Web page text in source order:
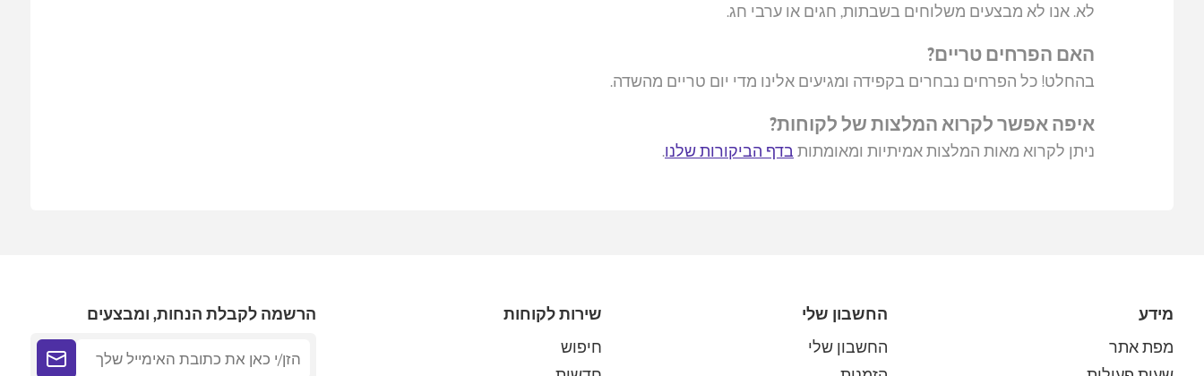
לא. אנו לא מבצעים משלוחים בשבתות, חגים או ערבי חג.
האם הפרחים טריים?
בהחלט! כל הפרחים נבחרים בקפידה ומגיעים אלינו מדי יום טריים מהשדה.
איפה אפשר לקרוא המלצות של לקוחות?
ניתן לקרוא מאות המלצות אמיתיות ומאומתותבדף הביקורות שלנו.
מידע
מפת אתר
החשבון שלי
החשבון שלי
שירות לקוחות
חיפוש
הרשמה לקבלת הנחות, ומבצעים